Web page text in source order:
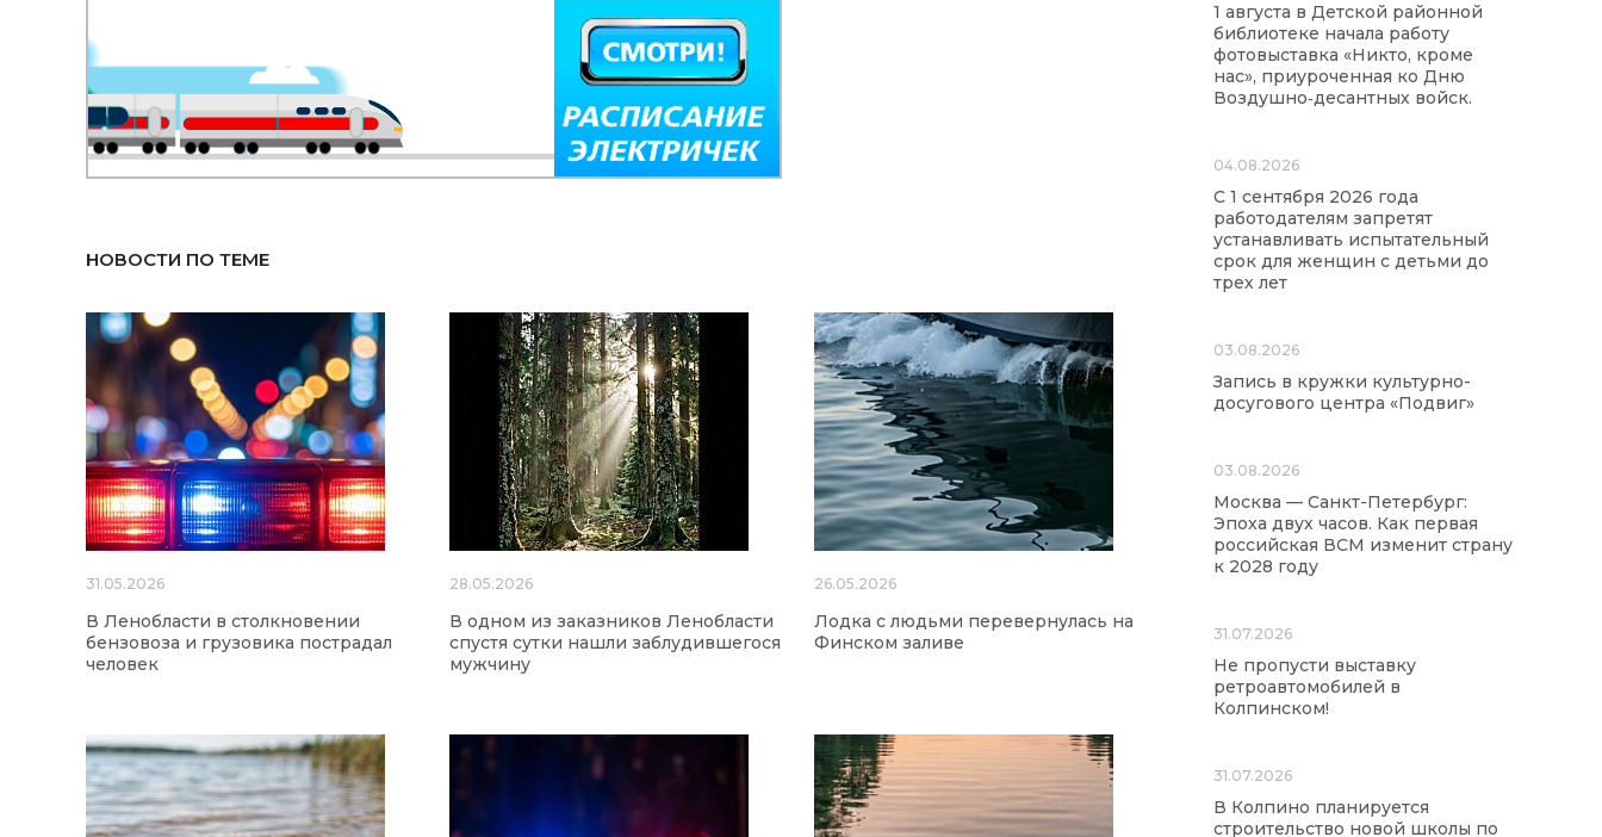
НОВОСТИ ПО ТЕМЕ
31.05.2026
В Ленобласти в столкновении
бензовоза и грузовика пострадал
человек
28.05.2026
В одном из заказников Ленобласти
спустя сутки нашли заблудившегося
мужчину
26.05.2026
Лодка с людьми перевернулась на
Финском заливе
1 августа в Детской районной
библиотеке начала работу
фотовыставка «Никто, кроме
нас», приуроченная ко Дню
Воздушно‑десантных войск.
04.08.2026
С 1 сентября 2026 года
работодателям запретят
устанавливать испытательный
срок для женщин с детьми до
трех лет
03.08.2026
Запись в кружки культурно-
досугового центра «Подвиг»
03.08.2026
Москва — Санкт-Петербург:
Эпоха двух часов. Как первая
российская ВСМ изменит страну
к 2028 году
31.07.2026
Не пропусти выставку
ретроавтомобилей в
Колпинском!
31.07.2026
В Колпино планируется
строительство новой школы по